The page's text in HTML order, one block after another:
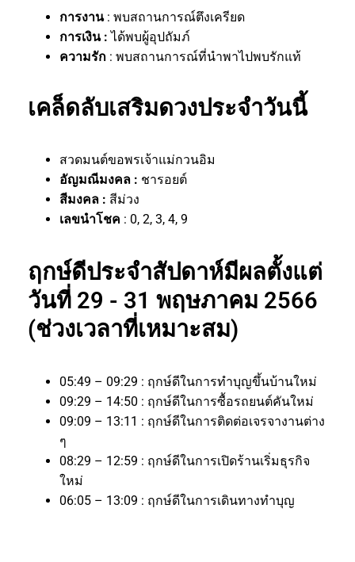
การงาน : พบสถานการณ์ตึงเครียด
การเงิน :ได้พบผู้อุปถัมภ์
ความรัก : พบสถานการณ์ที่นำพาไปพบรักแท้
เคล็ดลับเสริมดวงประจำวันนี้
สวดมนต์ขอพรเจ้าแม่กวนอิม
อัญมณีมงคล : ชารอยต์
สีมงคล : สีม่วง
เลขนำโชค : 0, 2, 3, 4, 9
ฤกษ์ดีประจำสัปดาห์มีผลตั้งแต่
วันที่ 29 - 31 พฤษภาคม 2566
(ช่วงเวลาที่เหมาะสม)
05:49 – 09:29 : ฤกษ์ดีในการทำบุญขึ้นบ้านใหม่
09:29 – 14:50 : ฤกษ์ดีในการซื้อรถยนต์คันใหม่
09:09 – 13:11 : ฤกษ์ดีในการติดต่อเจรจางานต่าง
ๆ
08:29 – 12:59 : ฤกษ์ดีในการเปิดร้านเริ่มธุรกิจ
ใหม่
06:05 – 13:09 : ฤกษ์ดีในการเดินทางทำบุญ